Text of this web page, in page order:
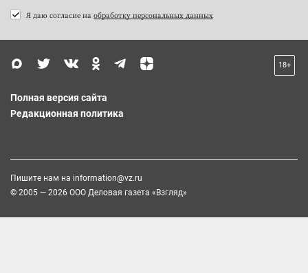
Я даю согласие на обработку персональных данных
18+
Полная версия сайта
Редакционная политика
Пишите нам на information@vz.ru
© 2005 — 2026 ООО Деловая газета «Взгляд»